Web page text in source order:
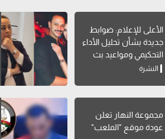
الأعلى للإعلام: ضوابط
جديدة بشأن تحليل الأداء
التحكيمي ومواعيد بث
البرامج الرياضية
النشرة
مجموعة النهار تعلن
عودة موقع "الملعب"